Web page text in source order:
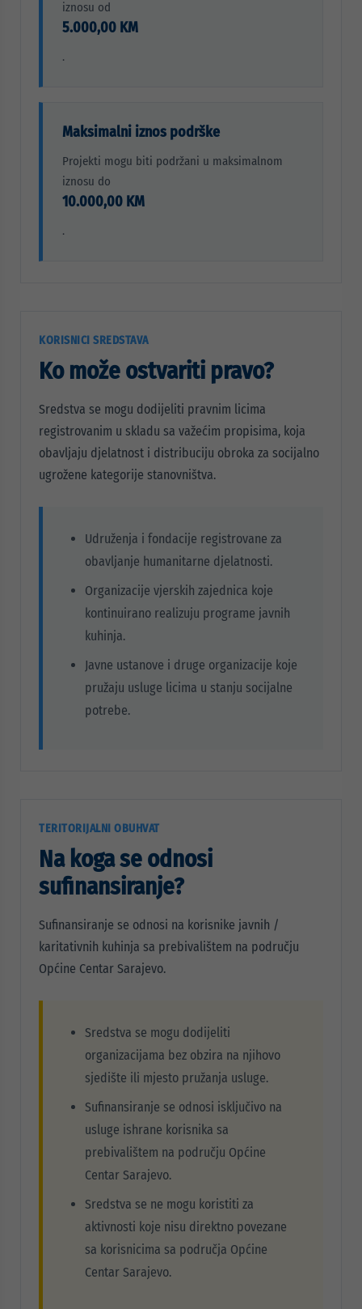
iznosu od
5.000,00 KM
.
Maksimalni iznos podrške
Projekti mogu biti podržani u maksimalnom
iznosu do
10.000,00 KM
.
KORISNICI SREDSTAVA
Ko može ostvariti pravo?
Sredstva se mogu dodijeliti pravnim licima
registrovanim u skladu sa važećim propisima, koja
obavljaju djelatnost i distribuciju obroka za socijalno
ugrožene kategorije stanovništva.
Udruženja i fondacije registrovane za
obavljanje humanitarne djelatnosti.
Organizacije vjerskih zajednica koje
kontinuirano realizuju programe javnih
kuhinja.
Javne ustanove i druge organizacije koje
pružaju usluge licima u stanju socijalne
potrebe.
TERITORIJALNI OBUHVAT
Na koga se odnosi
sufinansiranje?
Sufinansiranje se odnosi na korisnike javnih /
karitativnih kuhinja sa prebivalištem na području
Općine Centar Sarajevo.
Sredstva se mogu dodijeliti
organizacijama bez obzira na njihovo
sjedište ili mjesto pružanja usluge.
Sufinansiranje se odnosi isključivo na
usluge ishrane korisnika sa
prebivalištem na području Općine
Centar Sarajevo.
Sredstva se ne mogu koristiti za
aktivnosti koje nisu direktno povezane
sa korisnicima sa područja Općine
Centar Sarajevo.